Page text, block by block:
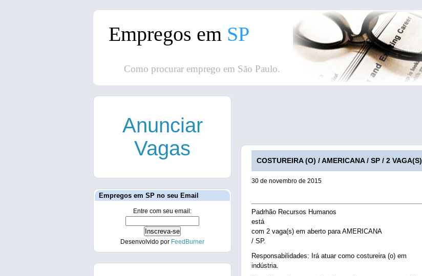
Empregos em SP
Como procurar emprego em São Paulo.
COSTUREIRA (O) / AMERICANA / SP / 2 VAGA(S)
30 de novembro de 2015
Padrhão Recursos Humanos
está
com 2 vaga(s) em aberto para AMERICANA
/ SP.
Responsabilidades: Irá atuar como costureira (o) em
indústria.
Anunciar
Vagas
Empregos em SP no seu Email
Entre com seu email:
Desenvolvido por FeedBurner